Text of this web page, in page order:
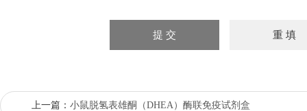
上一篇： 小鼠脱氢表雄酮（DHEA）酶联免疫试剂盒